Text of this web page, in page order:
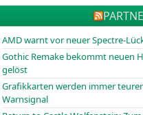
AMD warnt vor neuer Spectre-
Gothic Remake bekommt neuen
gelöst
Grafikkarten werden immer
Warnsignal